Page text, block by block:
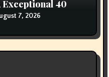
Exceptional 40
7, 2026